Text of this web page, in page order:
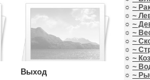
Выход
☼ ~
☼ ~
☼ ~
☼ ~
☼ ~
☼ ~
☼ ~
☼ ~
☼ ~